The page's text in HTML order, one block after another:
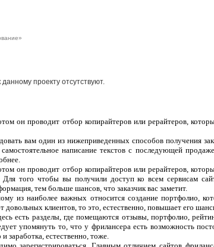
проекту отсутствуют.
он проводит отбор копирайтеров или рерайтеров,
вам один из нижеприведенных способов получения
написание текстов с последующей
он проводит отбор копирайтеров или рерайтеров,
того чтобы вы получили доступ ко всем сервисам
тем больше шансов, что заказчик вас заметит.
из наиболее важных относится создание портфолио,
клиентов, то это, естественно, повышает его
есть разделы, где помещаются отзывы, портфолио,
упомянуть то, что у фрилансера есть возможность
заработка, естественно, тоже.